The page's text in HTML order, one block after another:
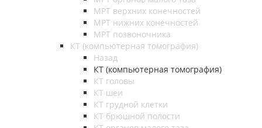
МРТ верхних конечностей
МРТ нижних конечностей
МРТ позвоночника
КТ (компьютерная томография)
Назад
КТ (компьютерная томография)
КТ головы
КТ шеи
КТ грудной клетки
КТ брюшной полости